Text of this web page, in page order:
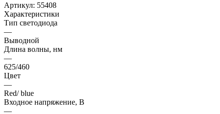
Артикул: 55408
Характеристики
Тип светодиода
—
Выводной
Длина волны, нм
—
625/460
Цвет
—
Red/ blue
Входное напряжение, В
—